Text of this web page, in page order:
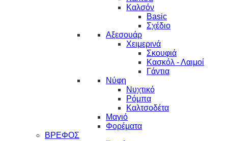
Καλσόν
Basic
Σχέδιο
Αξεσουάρ
Χειμερινά
Σκουφιά
Κασκόλ - Λαιμοί
Γάντια
Νύφη
Νυχτικό
Ρόμπα
Καλτσοδέτα
Μαγιό
Φορέματα
ΒΡΕΦΟΣ